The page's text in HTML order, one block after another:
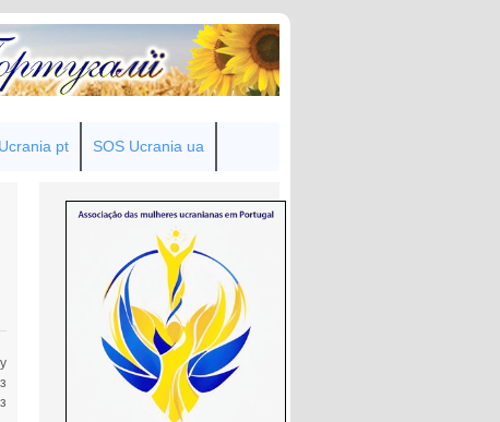
pt SOS Ucrania ua